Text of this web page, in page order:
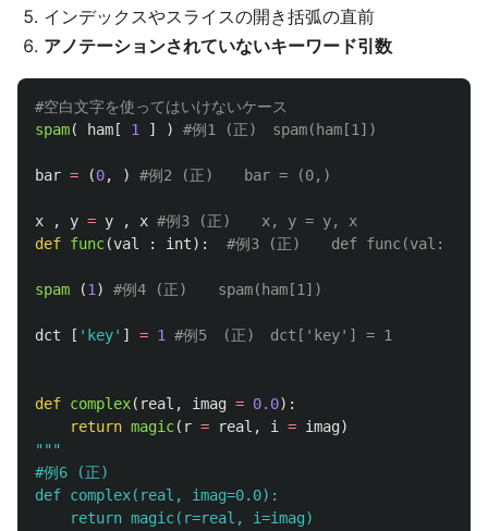
インデックスやスライスの開き括弧の直前
アノテーションされていないキーワード引数
spam( ham [ 1 ] )
bar = (0, )
x , y = y , x
def func(val : int):
spam (1 )
dct [ ' key' ] = 1
def complex( real , imag = 0.0):
return magic( r = real , i = imag)
"""
#例6 (正)
def complex(real, imag=0.0):